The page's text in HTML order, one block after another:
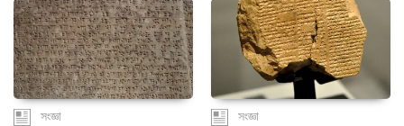
সংজ্ঞা সংজ্ঞা